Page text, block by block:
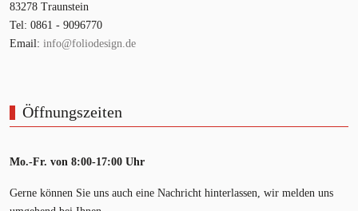
83278 Traunstein
Tel: 0861 - 9096770
Email: info@foliodesign.de
Öffnungszeiten
Mo.-Fr. von 8:00-17:00 Uhr
Gerne können Sie uns auch eine Nachricht hinterlassen, wir melden uns